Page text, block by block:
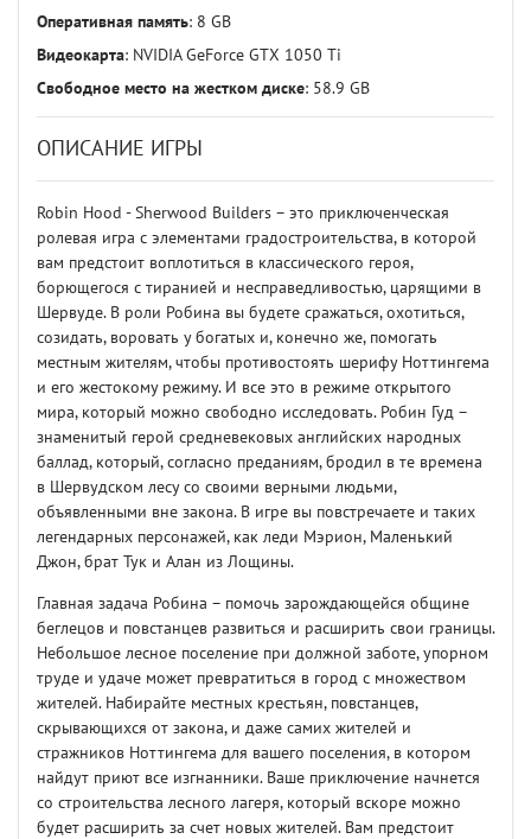
Оперативная память: 8 GB
Видеокарта: NVIDIA GeForce GTX 1050 Ti
Свободное место на жестком диске: 58.9 GB
ОПИСАНИЕ ИГРЫ
Robin Hood - Sherwood Builders – это приключенческая
ролевая игра с элементами градостроительства, в которой
вам предстоит воплотиться в классического героя,
борющегося с тиранией и несправедливостью, царящими в
Шервуде. В роли Робина вы будете сражаться, охотиться,
созидать, воровать у богатых и, конечно же, помогать
местным жителям, чтобы противостоять шерифу Ноттингема
и его жестокому режиму. И все это в режиме открытого
мира, который можно свободно исследовать. Робин Гуд –
знаменитый герой средневековых английских народных
баллад, который, согласно преданиям, бродил в те времена
в Шервудском лесу со своими верными людьми,
объявленными вне закона. В игре вы повстречаете и таких
легендарных персонажей, как леди Мэрион, Маленький
Джон, брат Тук и Алан из Лощины.
Главная задача Робина – помочь зарождающейся общине
беглецов и повстанцев развиться и расширить свои границы.
Небольшое лесное поселение при должной заботе, упорном
труде и удаче может превратиться в город с множеством
жителей. Набирайте местных крестьян, повстанцев,
скрывающихся от закона, и даже самих жителей и
стражников Ноттингема для вашего поселения, в котором
найдут приют все изгнанники. Ваше приключение начнется
со строительства лесного лагеря, который вскоре можно
будет расширить за счет новых жителей. Вам предстоит